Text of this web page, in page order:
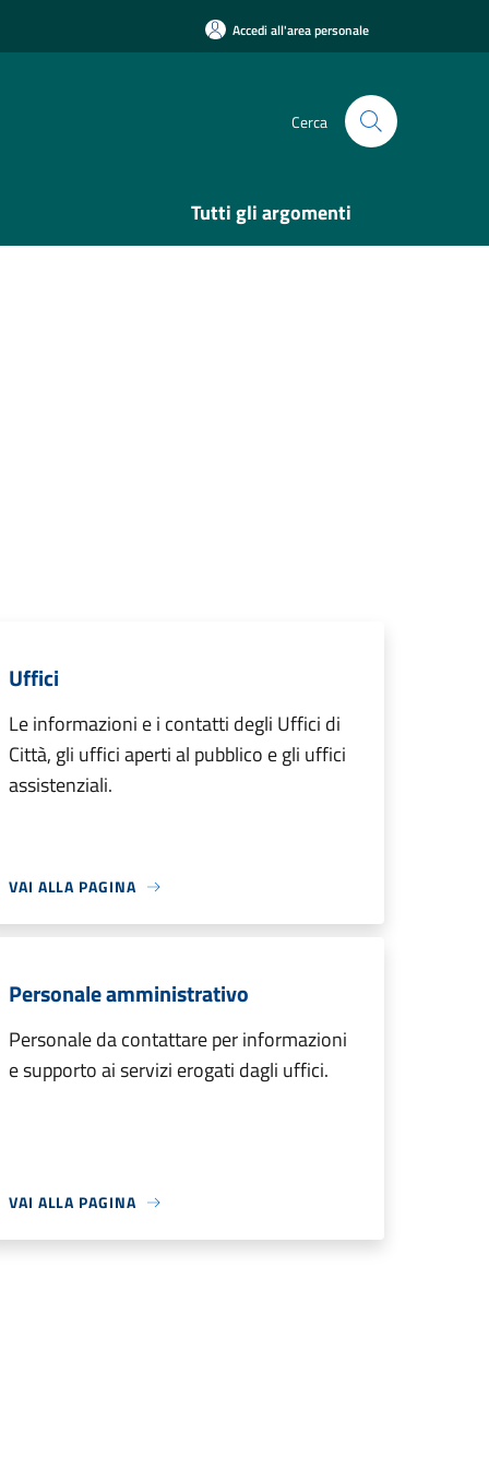
Accedi all'area personale
Cerca
Tutti gli argomenti
Uffici
Le informazioni e i contatti degli Uffici di
Città, gli uffici aperti al pubblico e gli uffici
assistenziali.
VAI ALLA PAGINA
Personale amministrativo
Personale da contattare per informazioni
e supporto ai servizi erogati dagli uffici.
VAI ALLA PAGINA